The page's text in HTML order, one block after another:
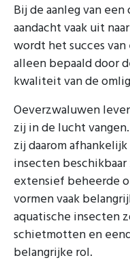
Bij de aanleg van
aandacht vaak uit
wordt het succes
alleen bepaald door
kwaliteit van de
Oeverzwaluwen
zij in de lucht
zij daarom
insecten
extensief beheerde
vormen vaak
aquatische insecten
schietmotten en
belangrijke rol.